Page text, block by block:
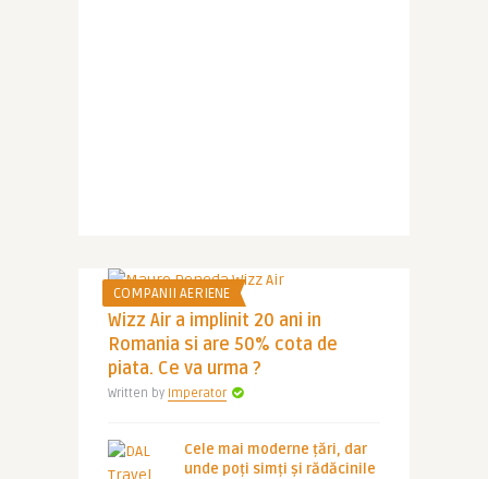
COMPANII AERIENE
Wizz Air a implinit 20 ani in
Romania si are 50% cota de
piata. Ce va urma ?
Written by Imperator
Cele mai moderne țări, dar
unde poți simți și rădăcinile